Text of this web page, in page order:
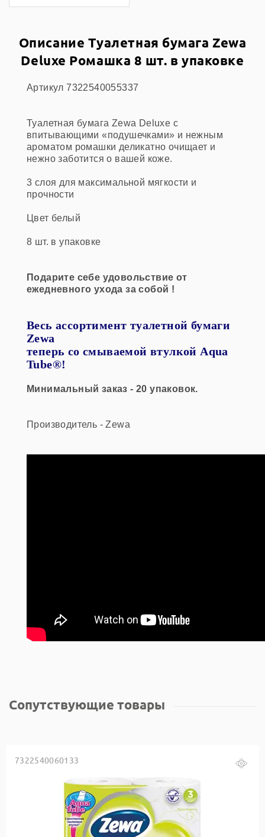
Описание Туалетная бумага Zewa
Deluxe Ромашка 8 шт. в упаковке
Артикул 7322540055337
Туалетная бумага Zewa Deluxe с
впитывающими «подушечками» и нежным
ароматом ромашки деликатно очищает и
нежно заботится о вашей коже.
3 слоя для максимальной мягкости и
прочности
Цвет белый
8 шт. в упаковке
Подарите себе удовольствие от
ежедневного ухода за собой !
Весь ассортимент туалетной бумаги
Zewa
теперь со смываемой втулкой Aqua
Tube®!
Минимальный заказ - 20 упаковок.
Производитель - Zewa
Сопутствующие товары
7322540060133